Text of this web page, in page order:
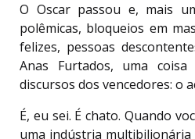
O Oscar passou e, mais
polêmicas, bloqueios em
felizes, pessoas
Anas Furtados, uma
discursos dos vencedores: o
É, eu sei. É chato. Quando
uma indústria